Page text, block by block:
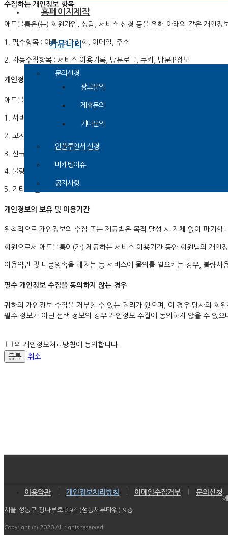
홈페이지제작
커뮤니티
문의신청
광고문의
제휴문의
기타문의
인플루언서 신청
마케팅이슈
공지사항
수집하는 개인정보 항목
애드블룸은(는) 회원가입, 상담, 서비스 신청 등을 위해 아래와 같은 개인정
1. 필수항목 : 이름, 휴대전화, 이메일, 주소
2. 자동수집항목 : 서비스 이용기록, 방문로그, 쿠키, 방문IP정보
개인정보의 수집 및 이용목적
애드블룸은(는) 수집한 개인정보를 다음의 목적을 위해 활용합니다.
1. 서비스 이용에 따른 본인식별, 실명확인, 가입의사 확인
2. 고지사항 전달, 의사소통 경로 확보, 이벤트 당첨 물품 배송 시 정확한 배
3. 신규 서비스 등 최신정보 개인 맞춤 서비스 제공을 위한 자료
4. 불량회원 부정 이용 방지 및 비인가 사용 방지
5. 기타 원활한 양질의 서비스 제공
개인정보의 보유 및 이용기간
원칙적으로 개인정보의 수집 또는 제공받은 목적 달성 시 지체 없이 파기합
회원으로서 애드블룸이(가) 제공하는 서비스 이용기간 동안 회원님의 개인
이용약관 및 미풍양속을 해치는 등 서비스에 물의를 일으키는 경우, 불량사
필수 개인정보 수집을 동의하지 않는 경우
귀하의 개인정보 수집을 거부할 수 있는 권리가 있으며, 이 경우 당사의 회
필수 정보가 아닌 선택 정보의 경우 개인정보 수집에 동의하지 않을 수 있으
위 개인정보처리방침에 동의합니다.
취소
이용약관 개인정보처리방침 이메일수집거부 문의신청
서울 성동구 광나루로 294 (성동세무타워) 9층
Copyright (c) 2020 All rights reserved